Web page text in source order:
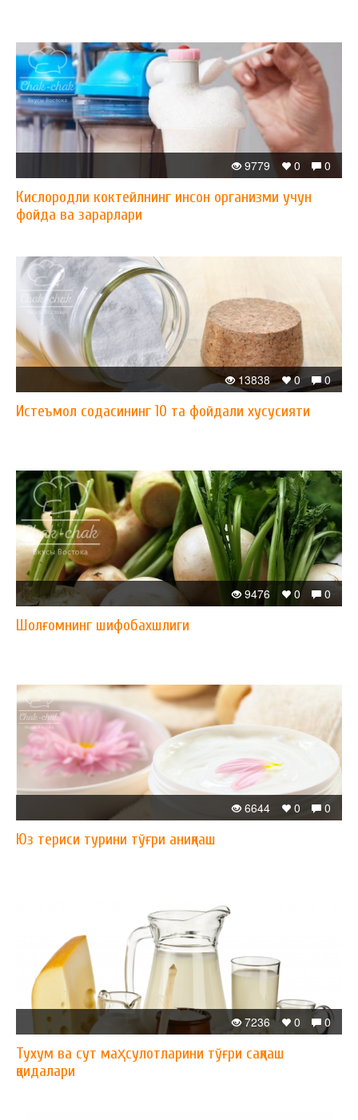
0
0
9779
Кислородли коктейлнинг инсон организми учун
фойда ва зарарлари
0
0
13838
Истеъмол содасининг 10 та фойдали хусусияти
0
0
9476
Шолғомнинг шифобахшлиги
0
0
6644
Юз териси турини тўғри аниқлаш
0
0
7236
Тухум ва сут маҳсулотларини тўғри сақлаш
қоидалари